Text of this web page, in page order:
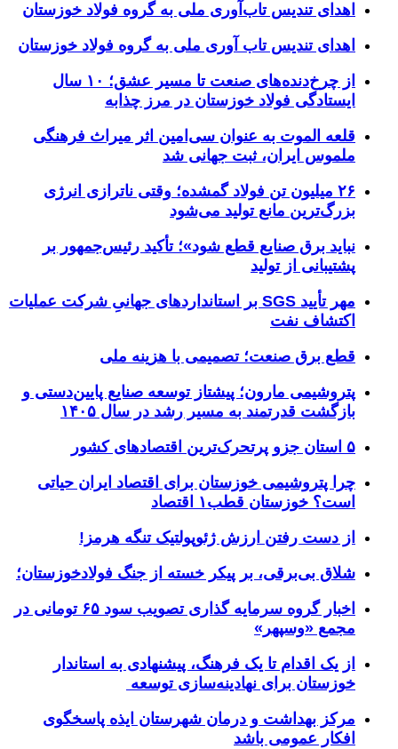
اهدای تندیس تاب‌آوری ملی به گروه فولاد خوزستان
اهدای تندیس تاب آوری ملی به گروه فولاد خوزستان
از چرخ‌دنده‌های صنعت تا مسیر عشق؛ ۱۰ سال
ایستادگی فولاد خوزستان در مرز چذابه
قلعه الموت به عنوان سی‌امین اثر میراث‌ فرهنگی
ملموس ایران، ثبت جهانی شد
۲۶ میلیون تن فولاد گمشده؛ وقتی ناترازی انرژی
بزرگ‌ترین مانع تولید می‌شود
نباید برق صنایع قطع شود»؛ تأکید رئیس‌جمهور بر
پشتیبانی از تولید
مهر تأیید SGS بر استانداردهای جهانیِ شرکت عملیات
اکتشاف نفت
قطع برق صنعت؛ تصمیمی با هزینه ملی
پتروشیمی مارون؛ پیشتاز توسعه صنایع پایین‌دستی و
بازگشت قدرتمند به مسیر رشد در سال ۱۴۰۵
۵ استان جزو پرتحرک‌ترین اقتصاد‌های کشور
چرا پتروشیمی خوزستان برای اقتصاد ایران حیاتی
است؟ خوزستان قطب۱ اقتصاد
از دست رفتن ارزش ژئوپولتیک تنگه هرمز!
شلاق‌ بی‌برقی، بر پیکر خسته‌ از جنگ فولادخوزستان؛
اخبار گروه سرمایه گذاری تصویب سود ۶۵ تومانی در
مجمع «وسپهر»
از یک اقدام تا یک فرهنگ، پیشنهادی به استاندار
خوزستان برای نهادینه‌سازی توسعه
مرکز بهداشت و درمان شهرستان ایذه پاسخگوی
افکار عمومی باشد